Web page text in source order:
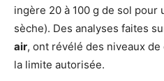
ingère 20 à 100 g de sol
sèche). Des analyses faites
air, ont révélé des niveaux
la limite autorisée.